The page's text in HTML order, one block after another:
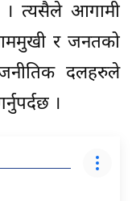
त्यसैले आगामी
र जनतको
दलहरुले
।